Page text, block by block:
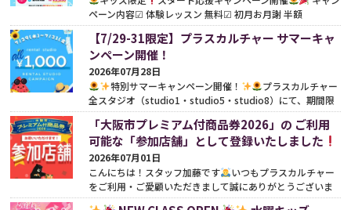
ペーン内容☑︎ 体験レッスン 無料☑︎ 初月お月謝 半額
（¥3,850）※別途、事務手数料がかかります。さらに既存
の...続きをみる
【7/29-31限定】プラスカルチャー サマーキャ
ンペーン開催！
2026年07月28日
特別サマーキャンペーン開催！
プラスカルチャー
全スタジオ（studio1・studio5・studio8）にて、期間限
定の特別サマーキャンペーンを開催いたします
期間中
は...続きをみる
「大阪市プレミアム付商品券2026」の ご利用
可能な「参加店舗」として登録いたしました
2026年07月01日
こんにちは！スタッフ加藤です
いつもプラスカルチャー
をご利用・ご愛顧いただきまして誠にありがとうございま
す
今年も嬉しいお知らせです！この度、プラスカ...続き